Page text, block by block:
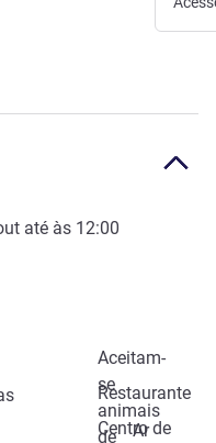
até às 12:00
Aceitam-
se
animais
de
Restaurante
Centro de
Ar